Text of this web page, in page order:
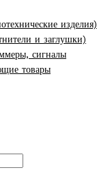
изделия)
и заглушки)
сигналы
товары